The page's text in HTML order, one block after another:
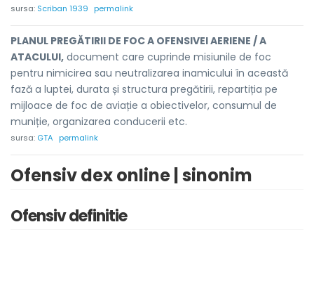
sursa: Scriban 1939 permalink
PLANUL PREGĂTIRII DE FOC A OFENSIVEI AERIENE / A
ATACULUI, document care cuprinde misiunile de foc
pentru nimicirea sau neutralizarea inamicului în această
fază a luptei, durata și structura pregătirii, repartiția pe
mijloace de foc de aviație a obiectivelor, consumul de
muniție, organizarea conducerii etc.
sursa: GTA permalink
Ofensiv dex online | sinonim
Ofensiv definitie